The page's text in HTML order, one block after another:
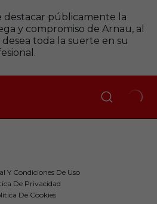
destacar públicamente la
y compromiso de Arnau, al
toda la suerte en su
Y Condiciones De Uso
De Privacidad
De Cookies